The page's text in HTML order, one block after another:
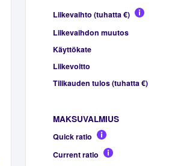
Liikevaihto (tuhatta €)
Liikevaihdon muutos
Käyttökate
Liikevoitto
Tilikauden tulos (tuhatta €)
MAKSUVALMIUS
Quick ratio
Current ratio